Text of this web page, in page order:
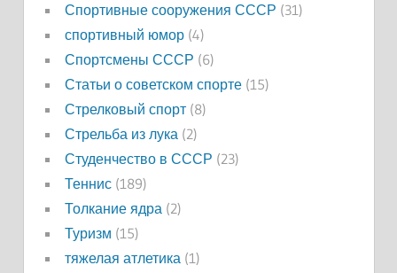
Спортивные сооружения СССР (31)
спортивный юмор(4)
Спортсмены СССР (6)
Статьи о советском спорте(15)
Стрелковый спорт(8)
Стрельба из лука(2)
Студенчество в СССР (23)
Теннис(189)
Толкание ядра(2)
Туризм (15)
тяжелая атлетика(1)